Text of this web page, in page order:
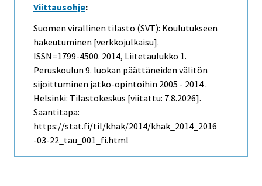
Viittausohje:
Suomen virallinen tilasto (SVT): Koulutukseen
hakeutuminen [verkkojulkaisu].
ISSN=1799-4500. 2014, Liitetaulukko 1.
Peruskoulun 9. luokan päättäneiden välitön
sijoittuminen jatko-opintoihin 2005 - 2014 .
Helsinki: Tilastokeskus [viitattu: 7.8.2026].
Saantitapa:
https://stat.fi/til/khak/2014/khak_2014_2016
-03-22_tau_001_fi.html